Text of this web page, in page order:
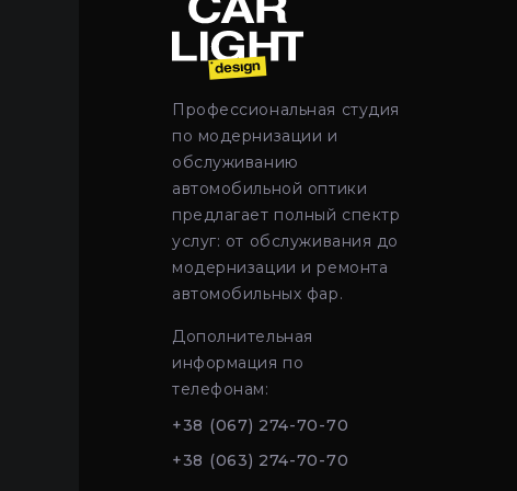
Профессиональная студия
по модернизации и
обслуживанию
автомобильной оптики
предлагает полный спектр
услуг: от обслуживания до
модернизации и ремонта
автомобильных фар.
Дополнительная
информация по
телефонам:
+38 (067) 274-70-70
+38 (063) 274-70-70